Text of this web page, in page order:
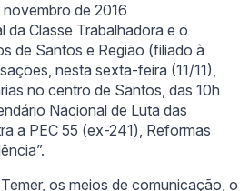
novembro de 2016
da Classe Trabalhadora e o
de Santos e Região (filiado à
nesta sexta-feira (11/11),
no centro de Santos, das 10h
Nacional de Luta das
a PEC 55 (ex-241), Reformas
os meios de comunicação, o